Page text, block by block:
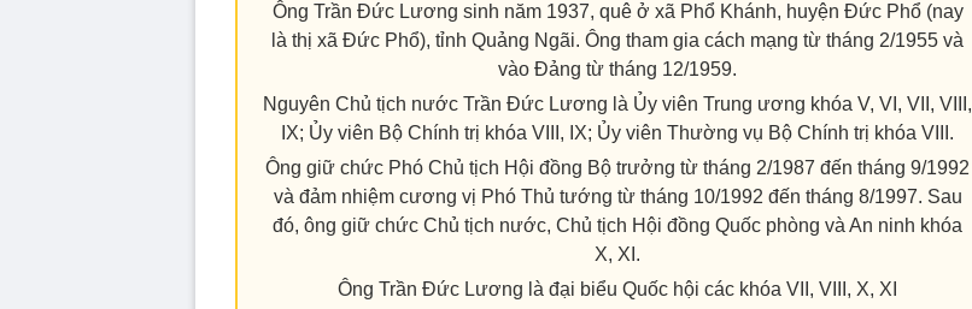
Ông Trần Đức Lương sinh năm 1937, quê ở xã Phổ Khánh, huyện Đức Phổ (nay
là thị xã Đức Phổ), tỉnh Quảng Ngãi. Ông tham gia cách mạng từ tháng 2/1955 và
vào Đảng từ tháng 12/1959.
Nguyên Chủ tịch nước Trần Đức Lương là Ủy viên Trung ương khóa V, VI, VII, VIII,
IX; Ủy viên Bộ Chính trị khóa VIII, IX; Ủy viên Thường vụ Bộ Chính trị khóa VIII.
Ông giữ chức Phó Chủ tịch Hội đồng Bộ trưởng từ tháng 2/1987 đến tháng 9/1992
và đảm nhiệm cương vị Phó Thủ tướng từ tháng 10/1992 đến tháng 8/1997. Sau
đó, ông giữ chức Chủ tịch nước, Chủ tịch Hội đồng Quốc phòng và An ninh khóa
X, XI.
Ông Trần Đức Lương là đại biểu Quốc hội các khóa VII, VIII, X, XI